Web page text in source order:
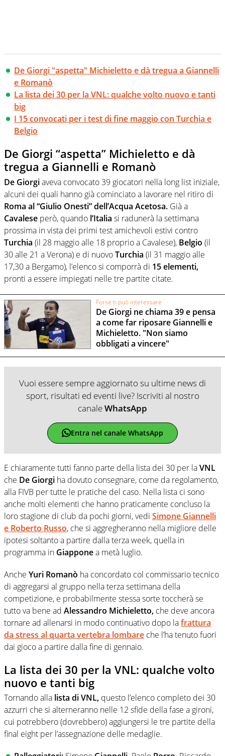
De Giorgi "aspetta" Michieletto e dà tregua a Giannelli
e Romanò
La lista dei 30 per la VNL: qualche volto nuovo e tanti
big
I 15 convocati per i test di fine maggio con Turchia e
Belgio
De Giorgi “aspetta” Michieletto e dà
tregua a Giannelli e Romanò
De Giorgiaveva convocato 39 giocatori nella long list iniziale,
alcuni dei quali hanno già cominciato a lavorare nel ritiro di
Roma al “Giulio Onesti” dell’Acqua Acetosa. Già a
Cavalese però, quando l’Italia si radunerà la settimana
prossima in vista dei primi test amichevoli estivi contro
Turchia (il 28 maggio alle 18 proprio a Cavalese), Belgio (il
30 alle 21 a Verona) e di nuovoTurchia (il 31 maggio alle
17,30 a Bergamo), l’elenco si comporrà di 15 elementi,
pronti a essere impiegati nelle tre partite citate.
Forse ti può interessare
De Giorgi ne chiama 39 e pensa
a come far riposare Giannelli e
Michieletto. "Non siamo
obbligati a vincere"
Vuoi essere sempre aggiornato su ultime news di
sport, risultati ed eventi live? Iscriviti al nostro
canaleWhatsApp
Entra nel canale WhatsApp
E chiaramente tutti fanno parte della lista dei 30 per laVNL
che De Giorgi ha dovuto consegnare, come da regolamento,
alla FIVB per tutte le pratiche del caso. Nella lista ci sono
anche molti elementi che hanno praticamente concluso la
loro stagione di club da pochi giorni, vedi Simone Giannelli
e Roberto Russo, che si aggregheranno nella migliore delle
ipotesi soltanto a partire dalla terza week, quella in
programma in Giapponea metà luglio.
Anche Yuri Romanò ha concordato col commissario tecnico
di aggregarsi al gruppo nella terza settimana della
competizione, e probabilmente stessa sorte toccherà se
tutto va bene ad Alessandro Michieletto, che deve ancora
tornare ad allenarsi in modo continuativo dopo lafrattura
da stress al quarta vertebra lombare che l’ha tenuto fuori
dai gioco a partire dalla fine di gennaio.
La lista dei 30 per la VNL: qualche volto
nuovo e tanti big
Tornando alla lista di VNL, questo l’elenco completo dei 30
azzurri che si alterneranno nelle 12 sfide della fase a gironi,
cui potrebbero (dovrebbero) aggiungersi le tre partite della
final eight per l’assegnazione delle medaglie.